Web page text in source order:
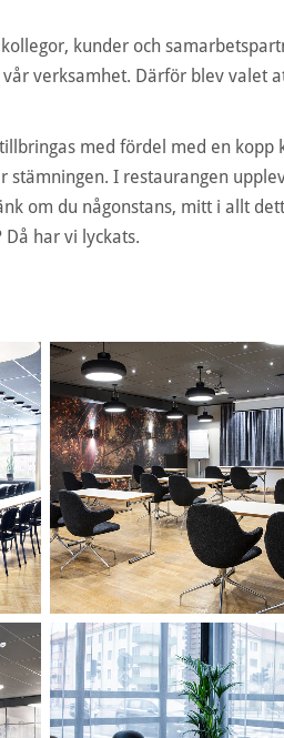
kunder och
verksamhet. Därför blev valet
med fördel med en kopp
stämningen. I restaurangen
om du någonstans, mitt i allt
har vi lyckats.